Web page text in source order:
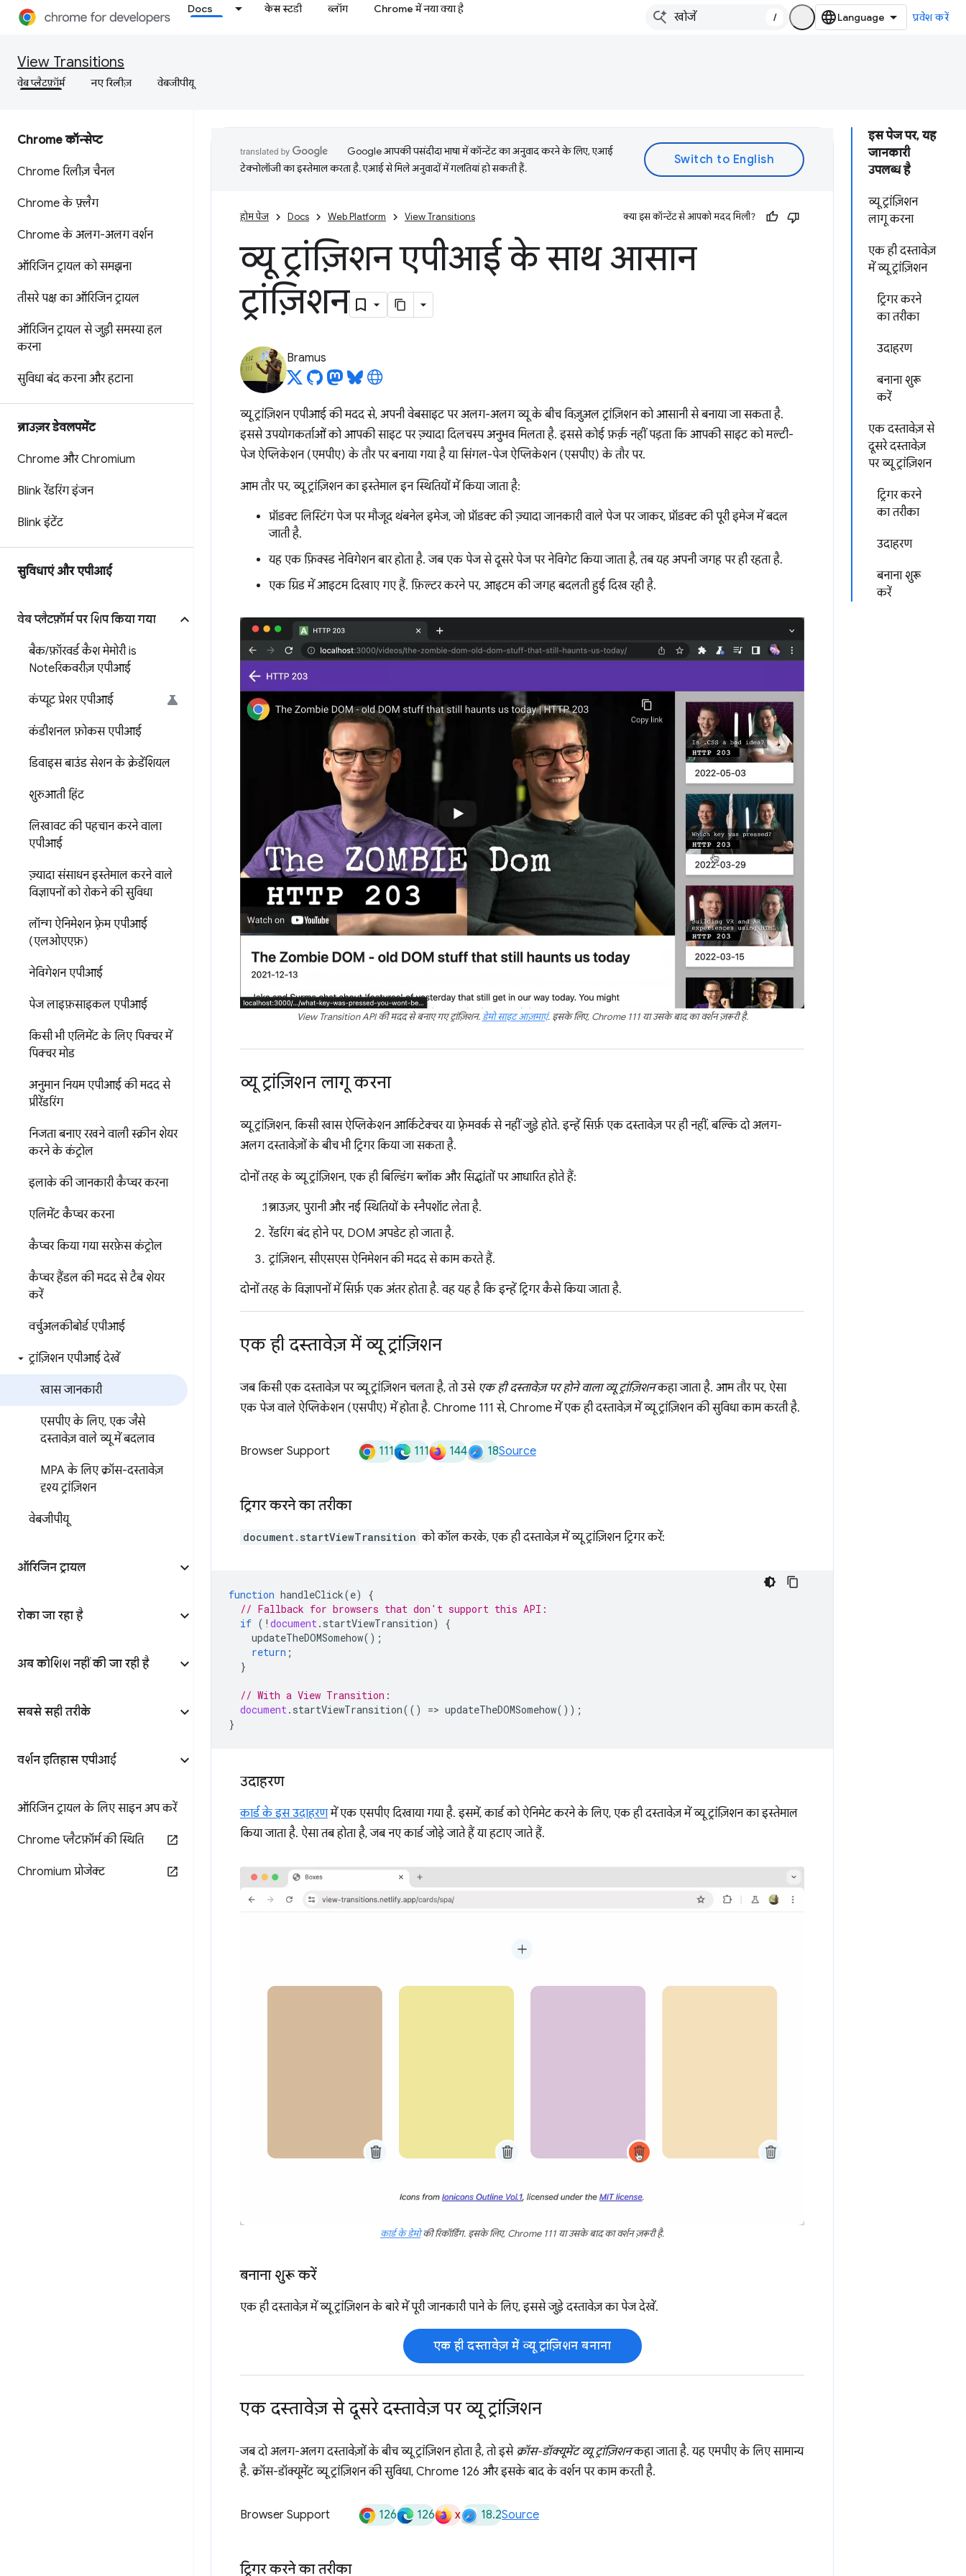
Docs केस स्टडी ब्लॉग Chrome में नया क्या है
/ प्रवेश करें
View Transitions
वेब प्लैटफ़ॉर्म नए रिलीज़ वेबजीपीयू
Chrome कॉन्सेप्ट
Chrome रिलीज़ चैनल
Chrome के फ़्लैग
Chrome के अलग-अलग वर्शन
ऑरिजिन ट्रायल को समझना
तीसरे पक्ष का ऑरिजिन ट्रायल
ऑरिजिन ट्रायल से जुड़ी समस्या हल
करना
सुविधा बंद करना और हटाना
ब्राउज़र डेवलपमेंट
Chrome और Chromium
Blink रेंडरिंग इंजन
Blink इंटेंट
सुविधाएं और एपीआई
वेब प्लैटफ़ॉर्म पर शिप किया गया
बैक/फ़ॉरवर्ड कैश मेमोरी is
Noteरिकवरीज़ एपीआई
कंप्यूट प्रेशर एपीआई
कंडीशनल फ़ोकस एपीआई
डिवाइस बाउंड सेशन के क्रेडेंशियल
शुरुआती हिंट
लिखावट की पहचान करने वाला
एपीआई
ज़्यादा संसाधन इस्तेमाल करने वाले
विज्ञापनों को रोकने की सुविधा
लॉन्ग ऐनिमेशन फ़्रेम एपीआई
(एलओएएफ़)
नेविगेशन एपीआई
पेज लाइफ़साइकल एपीआई
किसी भी एलिमेंट के लिए पिक्चर में
पिक्चर मोड
अनुमान नियम एपीआई की मदद से
प्रीरेंडरिंग
निजता बनाए रखने वाली स्क्रीन शेयर
करने के कंट्रोल
इलाके की जानकारी कैप्चर करना
एलिमेंट कैप्चर करना
कैप्चर किया गया सरफ़ेस कंट्रोल
कैप्चर हैंडल की मदद से टैब शेयर
करें
वर्चुअलकीबोर्ड एपीआई
ट्रांज़िशन एपीआई देखें
खास जानकारी
एसपीए के लिए, एक जैसे
दस्तावेज़ वाले व्यू में बदलाव
MPA के लिए क्रॉस-दस्तावेज़
दृश्य ट्रांज़िशन
वेबजीपीयू
ऑरिजिन ट्रायल
रोका जा रहा है
अब कोशिश नहीं की जा रही है
सबसे सही तरीके
वर्शन इतिहास एपीआई
ऑरिजिन ट्रायल के लिए साइन अप करें
Chrome प्लैटफ़ॉर्म की स्थिति
Chromium प्रोजेक्ट
इस पेज पर, यह
जानकारी
उपलब्ध है
व्यू ट्रांज़िशन
लागू करना
एक ही दस्तावेज़
में व्यू ट्रांज़िशन
ट्रिगर करने
का तरीका
उदाहरण
बनाना शुरू
करें
एक दस्तावेज़ से
दूसरे दस्तावेज़
पर व्यू ट्रांज़िशन
ट्रिगर करने
का तरीका
उदाहरण
बनाना शुरू
करें
Google आपकी पसंदीदा भाषा में कॉन्टेंट का अनुवाद करने के लिए, एआई
टेक्नोलॉजी का इस्तेमाल करता है. एआई से मिले अनुवादों में गलतियां हो सकती हैं.
होम पेज Docs Web Platform View Transitions क्या इस कॉन्टेंट से आपको मदद मिली?
व्यू ट्रांज़िशन एपीआई के साथ आसान
ट्रांज़िशन
Bramus
व्यू ट्रांज़िशन एपीआई की मदद से, अपनी वेबसाइट पर अलग-अलग व्यू के बीच विज़ुअल ट्रांज़िशन को आसानी से बनाया जा सकता है.
इससे उपयोगकर्ताओं को आपकी साइट पर ज़्यादा दिलचस्प अनुभव मिलता है. इससे कोई फ़र्क़ नहीं पड़ता कि आपकी साइट को मल्टी-
पेज ऐप्लिकेशन (एमपीए) के तौर पर बनाया गया है या सिंगल-पेज ऐप्लिकेशन (एसपीए) के तौर पर.
आम तौर पर, व्यू ट्रांज़िशन का इस्तेमाल इन स्थितियों में किया जाता है:
प्रॉडक्ट लिस्टिंग पेज पर मौजूद थंबनेल इमेज, जो प्रॉडक्ट की ज़्यादा जानकारी वाले पेज पर जाकर, प्रॉडक्ट की पूरी इमेज में बदल
जाती है.
यह एक फ़िक्स्ड नेविगेशन बार होता है. जब एक पेज से दूसरे पेज पर नेविगेट किया जाता है, तब यह अपनी जगह पर ही रहता है.
एक ग्रिड में आइटम दिखाए गए हैं. फ़िल्टर करने पर, आइटम की जगह बदलती हुई दिख रही है.
View Transition API की मदद से बनाए गए ट्रांज़िशन. डेमो साइट आज़माएं. इसके लिए, Chrome 111 या उसके बाद का वर्शन ज़रूरी है.
व्यू ट्रांज़िशन लागू करना
व्यू ट्रांज़िशन, किसी खास ऐप्लिकेशन आर्किटेक्चर या फ़्रेमवर्क से नहीं जुड़े होते. इन्हें सिर्फ़ एक दस्तावेज़ पर ही नहीं, बल्कि दो अलग-
अलग दस्तावेज़ों के बीच भी ट्रिगर किया जा सकता है.
दोनों तरह के व्यू ट्रांज़िशन, एक ही बिल्डिंग ब्लॉक और सिद्धांतों पर आधारित होते हैं:
ब्राउज़र, पुरानी और नई स्थितियों के स्नैपशॉट लेता है.
रेंडरिंग बंद होने पर, DOM अपडेट हो जाता है.
ट्रांज़िशन, सीएसएस ऐनिमेशन की मदद से काम करते हैं.
दोनों तरह के विज्ञापनों में सिर्फ़ एक अंतर होता है. वह यह है कि इन्हें ट्रिगर कैसे किया जाता है.
एक ही दस्तावेज़ में व्यू ट्रांज़िशन
जब किसी एक दस्तावेज़ पर व्यू ट्रांज़िशन चलता है, तो उसे एक ही दस्तावेज़ पर होने वाला व्यू ट्रांज़िशनकहा जाता है. आम तौर पर, ऐसा
एक पेज वाले ऐप्लिकेशन (एसपीए) में होता है. Chrome 111 से, Chrome में एक ही दस्तावेज़ में व्यू ट्रांज़िशन की सुविधा काम करती है.
Browser Support 111 111 144 18Source
ट्रिगर करने का तरीका
document.startViewTransition को कॉल करके, एक ही दस्तावेज़ में व्यू ट्रांज़िशन ट्रिगर करें:
function handleClick(e)
{
// Fallback for browsers that don't support this API:
if ( ! document. startViewTransition)
{
updateTheDOMSomehow();
return ;
}
// With a View Transition:
document. startViewTransition(() => updateTheDOMSomehow());
}
उदाहरण
कार्ड के इस उदाहरणमें एक एसपीए दिखाया गया है. इसमें, कार्ड को ऐनिमेट करने के लिए, एक ही दस्तावेज़ में व्यू ट्रांज़िशन का इस्तेमाल
किया जाता है. ऐसा तब होता है, जब नए कार्ड जोड़े जाते हैं या हटाए जाते हैं.
कार्ड के डेमोकी रिकॉर्डिंग. इसके लिए, Chrome 111 या उसके बाद का वर्शन ज़रूरी है.
बनाना शुरू करें
एक ही दस्तावेज़ में व्यू ट्रांज़िशन के बारे में पूरी जानकारी पाने के लिए, इससे जुड़े दस्तावेज़ का पेज देखें.
एक ही दस्तावेज़ में व्यू ट्रांज़िशन बनाना
एक दस्तावेज़ से दूसरे दस्तावेज़ पर व्यू ट्रांज़िशन
जब दो अलग-अलग दस्तावेज़ों के बीच व्यू ट्रांज़िशन होता है, तो इसे क्रॉस-डॉक्यूमेंट व्यू ट्रांज़िशनकहा जाता है. यह एमपीए के लिए सामान्य
है. क्रॉस-डॉक्यूमेंट व्यू ट्रांज़िशन की सुविधा, Chrome 126 और इसके बाद के वर्शन पर काम करती है.
Browser Support 126 126 x 18.2Source
ट्रिगर करने का तरीका